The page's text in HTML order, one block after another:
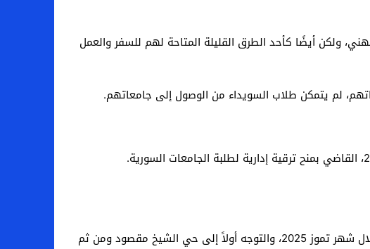
ولكن أيضًا كأحد الطرق القليلة المتاحة لهم للسفر والعمل
سلام، طالبة من السويداء تدرس التمريض في جامعة حلب، قالت لعنب بلدي إنها اضطرت لمغادرة مدينة حلب خلال شهر تموز 2025، والتوجه أولاً إلى حي الشيخ مقصود ومن ثم